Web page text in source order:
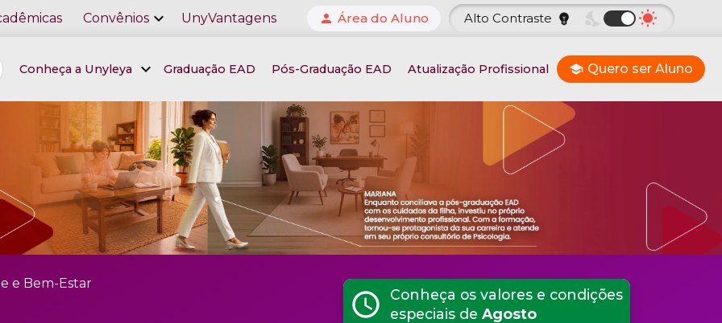
Convênios expand_more UnyVantagens person Área do Aluno Alto Contraste emoji_objects wb_sunny
Conheça a Unyleya expand_more Graduação EAD Pós-Graduação EAD Atualização Profissional school Quero ser Aluno
e Bem-Estar
schedule
Conheça os valores e condições
especiais de Agosto